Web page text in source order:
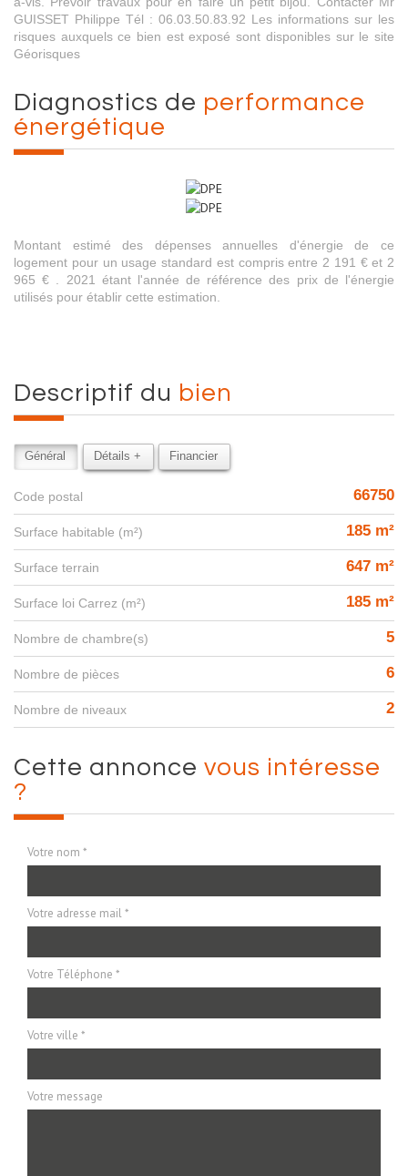
GUISSET Philippe Tél : 06.03.50.83.92 Les informations sur les
risques auxquels ce bien est exposé sont disponibles sur le site
Géorisques
diagnostics de performance
énergétique
Montant estimé des dépenses annuelles d'énergie de ce
logement pour un usage standard est compris entre 2 191 € et 2
965 € . 2021 étant l'année de référence des prix de l'énergie
utilisés pour établir cette estimation.
descriptif du bien
Général Détails + Financier
Code postal 66750
Surface habitable (m²) 185 m²
surface terrain 647 m²
Surface loi Carrez (m²) 185 m²
Nombre de chambre(s) 5
Nombre de pièces 6
Nombre de niveaux 2
cette annonce vous intéresse
?
Votre nom *
Votre adresse mail *
Votre Téléphone *
Votre ville *
Votre message